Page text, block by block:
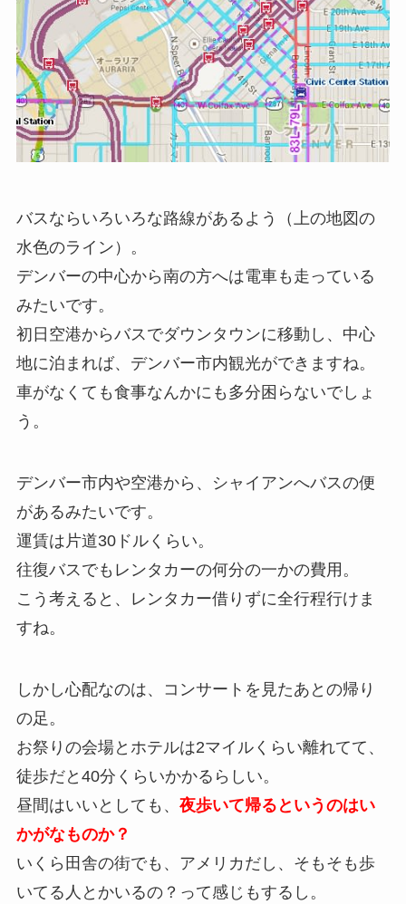
バスならいろいろな路線があるよう（上の地図の
水色のライン）。
デンバーの中心から南の方へは電車も走っている
みたいです。
初日空港からバスでダウンタウンに移動し、中心
地に泊まれば、デンバー市内観光ができますね。
車がなくても食事なんかにも多分困らないでしょ
う。
デンバー市内や空港から、シャイアンへバスの便
があるみたいです。
運賃は片道30ドルくらい。
往復バスでもレンタカーの何分の一かの費用。
こう考えると、レンタカー借りずに全行程行けま
すね。
しかし心配なのは、コンサートを見たあとの帰り
の足。
お祭りの会場とホテルは2マイルくらい離れてて、
徒歩だと40分くらいかかるらしい。
昼間はいいとしても、 夜歩いて帰るというのはい
かがなものか？
いくら田舎の街でも、アメリカだし、そもそも歩
いてる人とかいるの？って感じもするし。